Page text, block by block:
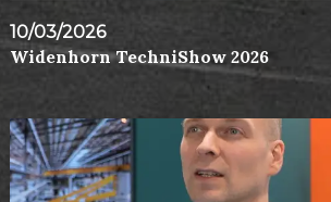
10/03/2026
Widenhorn TechniShow 2026